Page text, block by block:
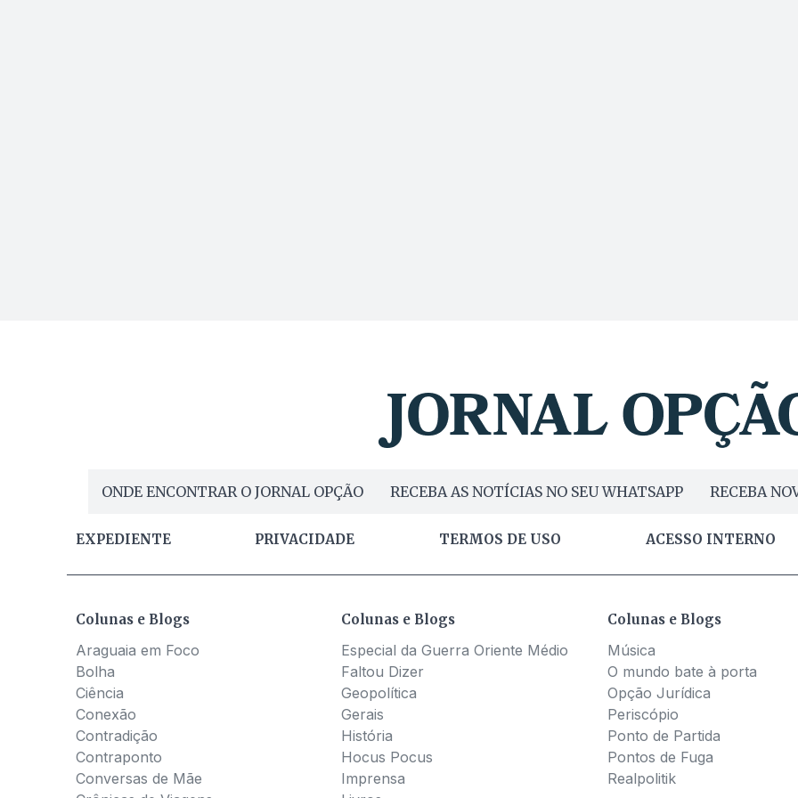
ONDE ENCONTRAR O JORNAL OPÇÃO RECEBA AS NOTÍCIAS NO SEU WHATSAPP RECEBA
EXPEDIENTE PRIVACIDADE TERMOS DE USO ACESSO INTERNO
Colunas e Blogs
Araguaia em Foco
Bolha
Ciência
Conexão
Contradição
Contraponto
Conversas de Mãe
Colunas e Blogs
Especial da Guerra Oriente Médio
Faltou Dizer
Geopolítica
Gerais
História
Hocus Pocus
Imprensa
Colunas e Blogs
Música
O mundo bate à porta
Opção Jurídica
Periscópio
Ponto de Partida
Pontos de Fuga
Realpolitik